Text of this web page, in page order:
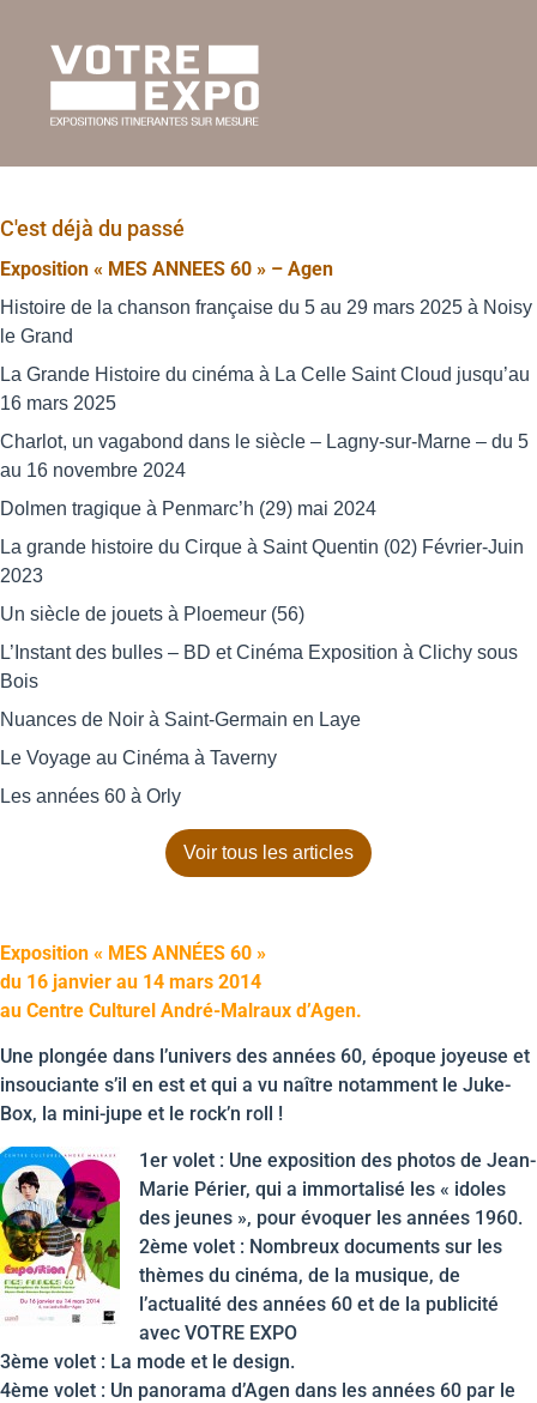
C'est déjà du passé
Exposition « MES ANNEES 60 » – Agen
Histoire de la chanson française du 5 au 29 mars 2025 à Noisy
le Grand
La Grande Histoire du cinéma à La Celle Saint Cloud jusqu’au
16 mars 2025
Charlot, un vagabond dans le siècle – Lagny-sur-Marne – du 5
au 16 novembre 2024
Dolmen tragique à Penmarc’h (29) mai 2024
La grande histoire du Cirque à Saint Quentin (02) Février-Juin
2023
Un siècle de jouets à Ploemeur (56)
L’Instant des bulles – BD et Cinéma Exposition à Clichy sous
Bois
Nuances de Noir à Saint-Germain en Laye
Le Voyage au Cinéma à Taverny
Les années 60 à Orly
Voir tous les articles
Exposition « MES ANNÉES 60 »
du 16 janvier au 14 mars 2014
au Centre Culturel André-Malraux d’Agen.
Une plongée dans l’univers des années 60, époque joyeuse et
insouciante s’il en est et qui a vu naître notamment le Juke-
Box, la mini-jupe et le rock’n roll !
1er volet : Une exposition des photos de Jean-
Marie Périer, qui a immortalisé les « idoles
des jeunes », pour évoquer les années 1960.
2ème volet : Nombreux documents sur les
thèmes du cinéma, de la musique, de
l’actualité des années 60 et de la publicité
avec VOTRE EXPO
3ème volet : La mode et le design.
4ème volet : Un panorama d’Agen dans les années 60 par le